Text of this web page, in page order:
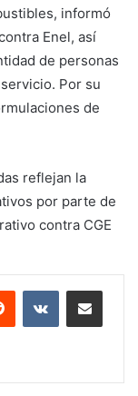
informó
Enel, así
de personas
Por su
de
reflejan la
por parte de
contra CGE
Reddit VKontakteCompartir por